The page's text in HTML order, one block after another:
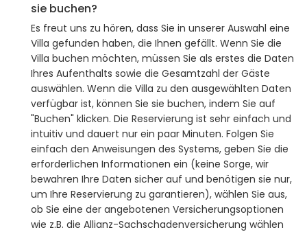
sie buchen?
Es freut uns zu hören, dass Sie in unserer Auswahl eine
Villa gefunden haben, die Ihnen gefällt. Wenn Sie die
Villa buchen möchten, müssen Sie als erstes die Daten
Ihres Aufenthalts sowie die Gesamtzahl der Gäste
auswählen. Wenn die Villa zu den ausgewählten Daten
verfügbar ist, können Sie sie buchen, indem Sie auf
"Buchen" klicken. Die Reservierung ist sehr einfach und
intuitiv und dauert nur ein paar Minuten. Folgen Sie
einfach den Anweisungen des Systems, geben Sie die
erforderlichen Informationen ein (keine Sorge, wir
bewahren Ihre Daten sicher auf und benötigen sie nur,
um Ihre Reservierung zu garantieren), wählen Sie aus,
ob Sie eine der angebotenen Versicherungsoptionen
wie z.B. die Allianz-Sachschadenversicherung wählen